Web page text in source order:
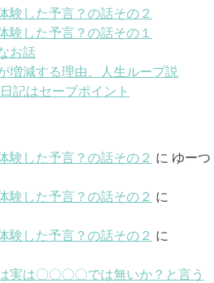
験した予言？の話その２
験した予言？の話その１
お話
増減する理由。人生ループ説
記はセーブポイント
験した予言？の話その２ に ゆーつ
験した予言？の話その２ に
験した予言？の話その２ に
実は〇〇〇〇では無いか？と言う